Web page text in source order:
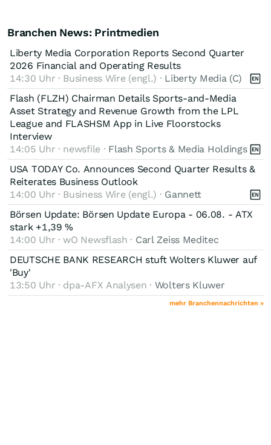
Branchen News: Printmedien
Liberty Media Corporation Reports Second Quarter
2026 Financial and Operating Results
14:30 Uhr · Business Wire (engl.) · Liberty Media (C)
Flash (FLZH) Chairman Details Sports-and-Media
Asset Strategy and Revenue Growth from the LPL
League and FLASHSM App in Live Floorstocks
Interview
14:05 Uhr · newsfile · Flash Sports & Media Holdings
USA TODAY Co. Announces Second Quarter Results &
Reiterates Business Outlook
14:00 Uhr · Business Wire (engl.) · Gannett
Börsen Update: Börsen Update Europa - 06.08. - ATX
stark +1,39 %
14:00 Uhr · wO Newsflash · Carl Zeiss Meditec
DEUTSCHE BANK RESEARCH stuft Wolters Kluwer auf
'Buy'
13:50 Uhr · dpa-AFX Analysen · Wolters Kluwer
mehr Branchennachrichten »